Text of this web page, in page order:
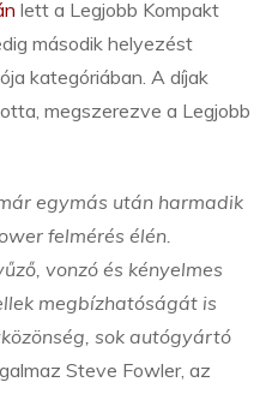
lett a Legjobb Kompakt
második helyezést
kategóriában. A díjak
megszerezve a Legjobb
egymás után harmadik
felmérés élén.
vonzó és kényelmes
megbízhatóságát is
sok autógyártó
Steve Fowler, az